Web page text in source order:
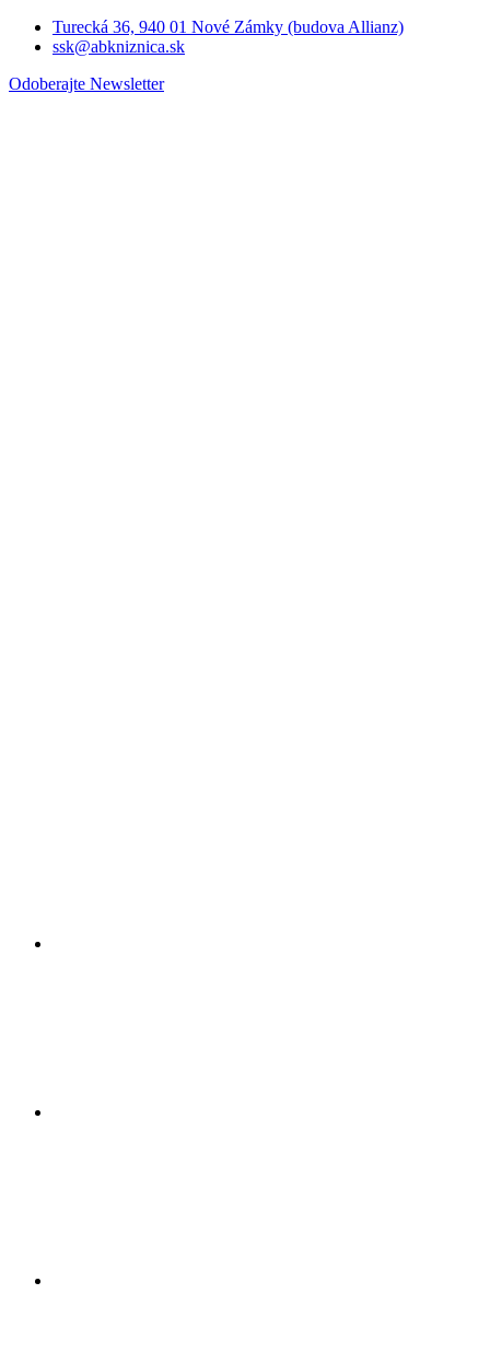
Turecká 36, 940 01 Nové Zámky (budova Allianz)
ssk@abkniznica.sk
Odoberajte Newsletter